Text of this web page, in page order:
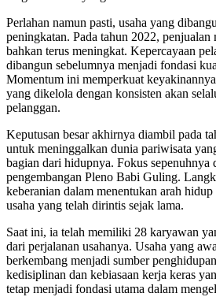
Perlahan namun pasti, usaha yang
peningkatan. Pada tahun 2022,
bahkan terus meningkat. Kepercayaan
dibangun sebelumnya menjadi fondasi
Momentum ini memperkuat
yang dikelola dengan konsisten akan
pelanggan.
Keputusan besar akhirnya diambil pada
untuk meninggalkan dunia pariwisata
bagian dari hidupnya. Fokus sepenuhnya
pengembangan Pleno Babi Guling.
keberanian dalam menentukan arah
usaha yang telah dirintis sejak lama.
Saat ini, ia telah memiliki 28 karyawan
dari perjalanan usahanya. Usaha yang
berkembang menjadi sumber
kedisiplinan dan kebiasaan kerja keras
tetap menjadi fondasi utama dalam